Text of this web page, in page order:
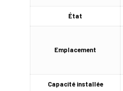
État
Emplacement
Capacité installée